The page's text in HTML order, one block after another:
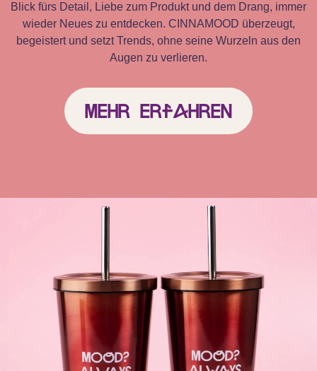
Blick fürs Detail, Liebe zum Produkt und dem Drang, immer
wieder Neues zu entdecken. CINNAMOOD überzeugt,
begeistert und setzt Trends, ohne seine Wurzeln aus den
Augen zu verlieren.
Mehr erfahren